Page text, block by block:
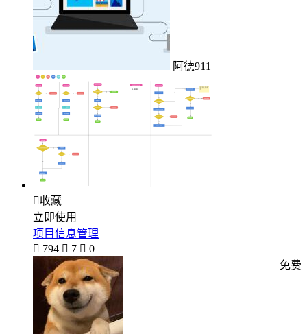
阿德911
收藏
立即使用
项目信息管理
 794  7  0
免费